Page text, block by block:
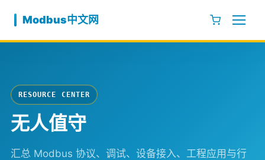
Modbus中文网
RESOURCE CENTER
无人值守
汇总 Modbus 协议、调试、设备接入、工程应用与行